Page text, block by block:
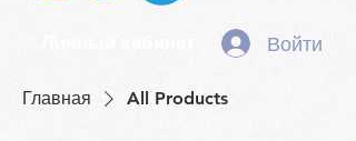
Войти
Главная All Products